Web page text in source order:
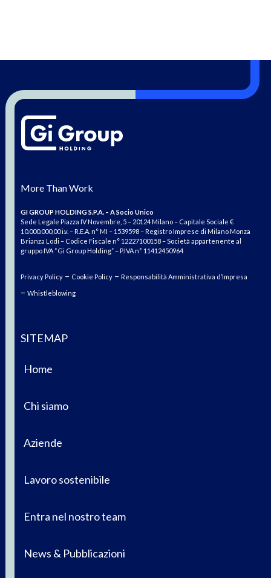
More Than Work
GI GROUP HOLDING S.P.A. – A Socio Unico
Sede Legale Piazza IV Novembre, 5 – 20124 Milano – Capitale Sociale €
10.000.000,00 i.v. – R.E.A. n° MI – 1539598 – Registro Imprese di Milano Monza
Brianza Lodi – Codice Fiscale n° 12227100158 – Società appartenente al
gruppo IVA “Gi Group Holding” – P.IVA n° 11412450964
Privacy Policy– Cookie Policy– Responsabilità Amministrativa d’Impresa
– Whistleblowing
SITEMAP
Home
Chi siamo
Aziende
Lavoro sostenibile
Entra nel nostro team
News & Pubblicazioni